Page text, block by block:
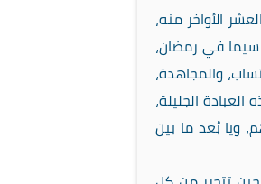
الأواخر منه،
سيما في رمضان،
والمجاهدة،
الجليلة،
بُعد ما بين